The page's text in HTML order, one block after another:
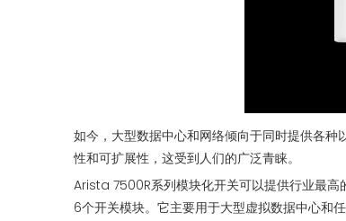
如今，大型数据中心和网络倾向于同时提供各
性和可扩展性，这受到人们的广泛青睐。
Arista 7500R系列模块化开关可以提供行业最高
6个开关模块。它主要用于大型虚拟数据中心和任